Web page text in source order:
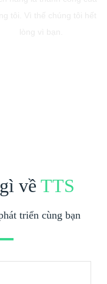
về TTS
triển cùng bạn